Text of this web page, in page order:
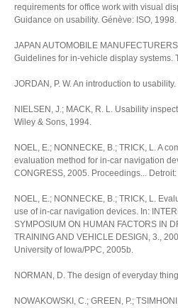
requirements for office work with visual
Guidance on usability. Génève: ISO, 1998.
JAPAN AUTOMOBILE
Guidelines for in-vehicle display systems.
JORDAN, P. W. An introduction to
NIELSEN, J.; MACK, R. L. Usability
Wiley & Sons, 1994.
NOEL, E.; NONNECKE, B.; TRICK, L. A
evaluation method for in-car navigation
CONGRESS, 2005. Proceedings...
NOEL, E.; NONNECKE, B.; TRICK, L.
use of in-car navigation devices. In:
SYMPOSIUM ON HUMAN FACTORS IN
TRAINING AND VEHICLE DESIGN, 3.,
University of Iowa/PPC, 2005b.
NORMAN, D. The design of everyday
NOWAKOWSKI, C.; GREEN, P.;